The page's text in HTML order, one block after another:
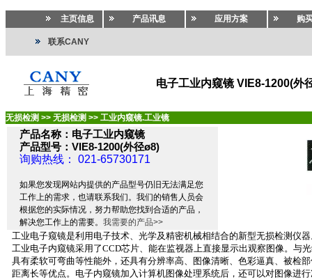
主页信息 产品讯息 应用方案 购
联系CANY
电子工业内窥镜 VIE8-1200(外
无损检测 >> 无损检测 >> 工业内窥镜.工业镜
产品名称：电子工业内窥镜
产品型号：VIE8-1200(外径ø8)
询购热线： 021-65730171
如果您发现网站内提供的产品型号仍旧无法满足您
工作上的需求，也请联系我们。我们的销售人员会
根据您的实际情况，努力帮助您找到合适的产品，
解决您工作上的需要。 我需要的产品>>
工业电子窥镜是利用电子技术、光学及精密机械相结合的新型无损检测仪
工业电子内窥镜采用了CCD芯片、能在监视器上直接显示出观察图像。与
具有柔软可弯曲等性能外，还具有分辨率高、图像清晰、色彩逼真、被检
距离长等优点。电子内窥镜加入计算机图像处理系统后，还可以对图像进